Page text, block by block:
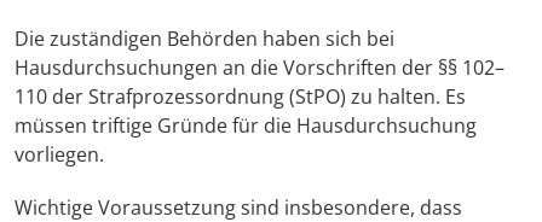
Die zuständigen Behörden haben sich bei
Hausdurchsuchungen an die Vorschriften der §§ 102–
110 der Strafprozessordnung (StPO) zu halten. Es
müssen triftige Gründe für die Hausdurchsuchung
vorliegen.
Wichtige Voraussetzung sind insbesondere, dass